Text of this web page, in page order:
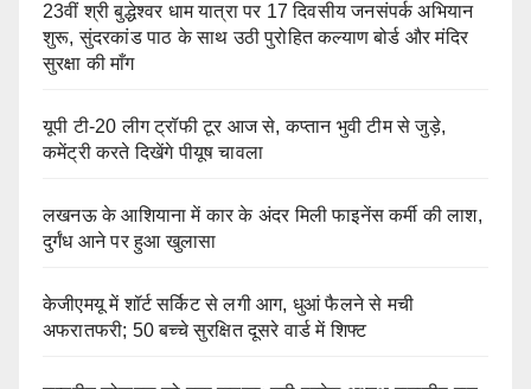
23वीं श्री बुद्धेश्वर धाम यात्रा पर 17 दिवसीय जनसंपर्क अभियान
शुरू, सुंदरकांड पाठ के साथ उठी पुरोहित कल्याण बोर्ड और मंदिर
सुरक्षा की माँग
यूपी टी-20 लीग ट्रॉफी टूर आज से, कप्तान भुवी टीम से जुड़े,
कमेंट्री करते दिखेंगे पीयूष चावला
लखनऊ के आशियाना में कार के अंदर मिली फाइनेंस कर्मी की लाश,
दुर्गंध आने पर हुआ खुलासा
केजीएमयू में शॉर्ट सर्किट से लगी आग, धुआं फैलने से मची
अफरातफरी; 50 बच्चे सुरक्षित दूसरे वार्ड में शिफ्ट